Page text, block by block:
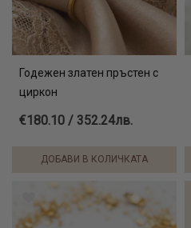
Годежен златен пръстен с
циркон
€180.10 / 352.24лв.
ДОБАВИ В КОЛИЧКАТА